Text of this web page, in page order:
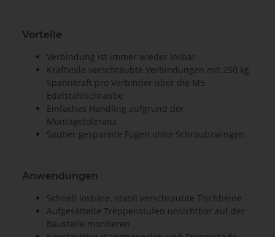
Vorteile
Verbindung ist immer wieder lösbar
Kraftvolle verschraubte Verbindungen mit 250 kg
Spannkraft pro Verbinder über die M5
Edelstahlschraube
Einfaches Handling aufgrund der
Montagetoleranz
Sauber gespannte Fugen ohne Schraubzwingen
Anwendungen
Schnell lösbare. stabil verschraubte Tischbeine
Aufgesattelte Treppenstufen unsichtbar auf der
Baustelle montieren